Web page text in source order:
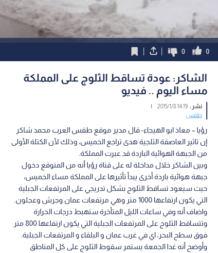
0
0
الشاكر: عودة تساقط الثلوج على المملكة
مساء اليوم .. فيديو
نشر :14:19 2015/1/8
|
طقس
رؤيا – معاذ ابو الهيجاء- قال مدير موقع طقس العرب محمد شاكر
إن تاثير العاصفة الثلجية هدى تراجع الخميس، وذلك لأن الكتلة الأولى
من الجبهة الهوائية الباردة قد عبرت المملكة.
وبين الشاكر خلال مداخلة له على قناة رؤيا أنه من المتوقع دخول
جبهة هوائية باردة أخرى يبدأ تأثيرها على المملكة مساء الخميس،
حيث سيعود تساقط الثلوج بشكل تدريجي على المرتفعات الجبلية
التي يكون ارتفاعها 1000 متر وهي مرتفعات عمان وجرش وعجلون.
واضاف أنه وفي ساعات الليل المتأخرة ستهبط درجات الحرارة
وتتساقط الثلوج على المرتفعات الجبلية التي يكون ارتفاعها 800 متر
فوق سطح البحر، اي في غرب عمان و البلقاء و المرتفعات الجبلية.
وأوضح أنه غدا الجمعة يستمر سقوط الثلوج على كل المناطق